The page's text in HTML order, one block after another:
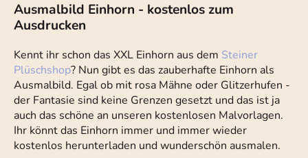
Ausmalbild Einhorn - kostenlos zum
Ausdrucken
Kennt ihr schon das XXL Einhorn aus dem Steiner
Plüschshop? Nun gibt es das zauberhafte Einhorn als
Ausmalbild. Egal ob mit rosa Mähne oder Glitzerhufen -
der Fantasie sind keine Grenzen gesetzt und das ist ja
auch das schöne an unseren kostenlosen Malvorlagen.
Ihr könnt das Einhorn immer und immer wieder
kostenlos herunterladen und wunderschön ausmalen.